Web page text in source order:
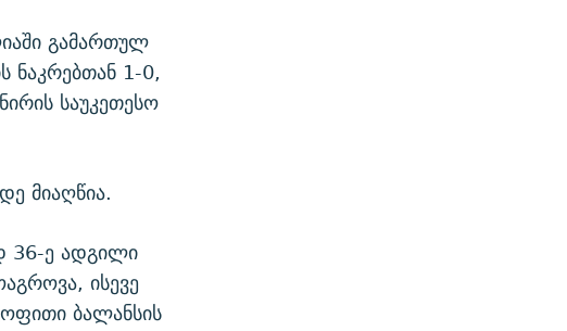
გამართულ
ნაკრებთან 1-0,
საუკეთესო
მიაღწია.
36-ე ადგილი
ისევე
ბალანსის